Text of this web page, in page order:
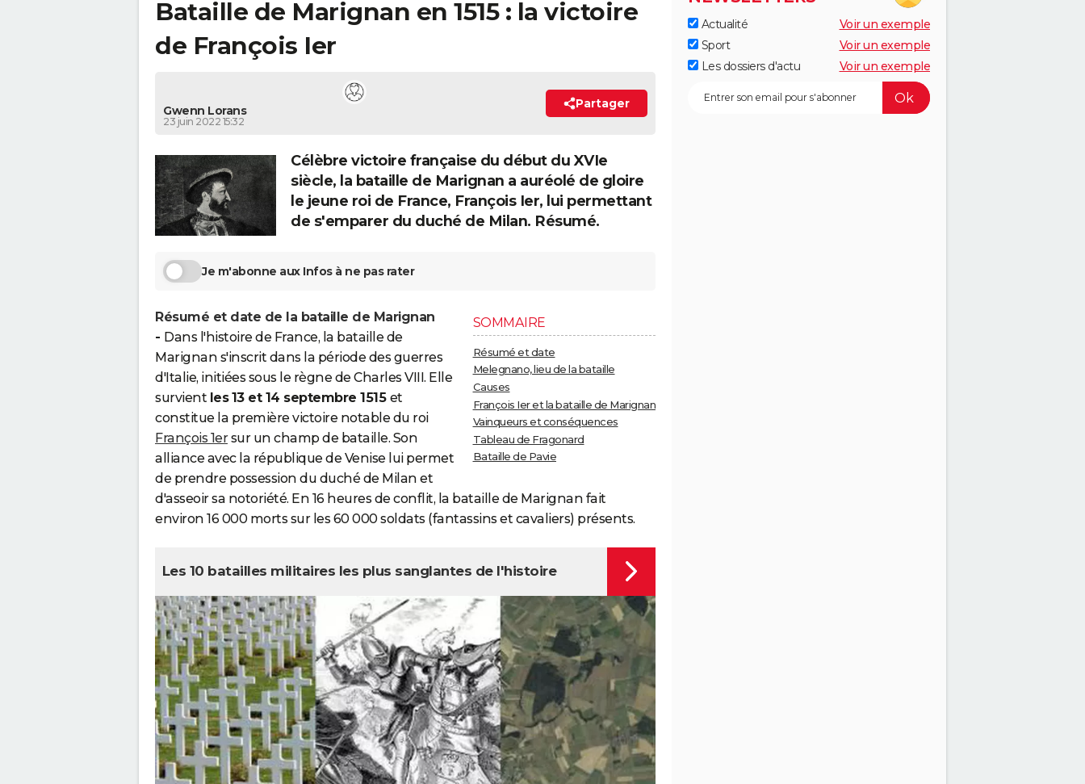
Bataille de Marignan en 1515 : la victoire
de François Ier
Gwenn Lorans
23 juin 2022 15:32
Partager
Célèbre victoire française du début du XVIe
siècle, la bataille de Marignan a auréolé de gloire
le jeune roi de France, François Ier, lui permettant
de s'emparer du duché de Milan. Résumé.
Je m'abonne aux Infos à ne pas rater
SOMMAIRE
Résumé et date
Melegnano, lieu de la bataille
Causes
François Ier et la bataille de Marignan
Vainqueurs et conséquences
Tableau de Fragonard
Bataille de Pavie
Résumé et date de la bataille de Marignan
- Dans l'histoire de France, la bataille de
Marignan s'inscrit dans la période des guerres
d'Italie, initiées sous le règne de Charles VIII. Elle
survient les 13 et 14 septembre 1515 et
constitue la première victoire notable du roi
François 1ersur un champ de bataille. Son
alliance avec la république de Venise lui permet
de prendre possession du duché de Milan et
d'asseoir sa notoriété. En 16 heures de conflit, la bataille de Marignan fait
environ 16 000 morts sur les 60 000 soldats (fantassins et cavaliers) présents.
Les 10 batailles militaires les plus sanglantes de l'histoire
Actualité
Voir un exemple
Sport
Voir un exemple
Les dossiers d'actu
Voir un exemple